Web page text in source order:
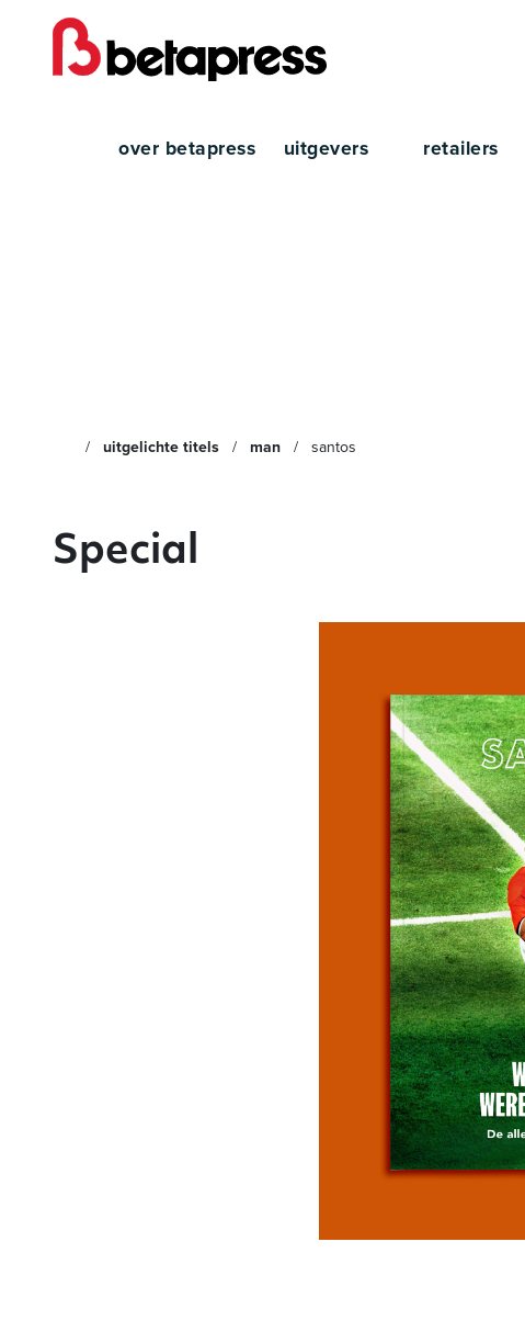
over betapress uitgevers retailers
uitgelichte titels man santos
Special